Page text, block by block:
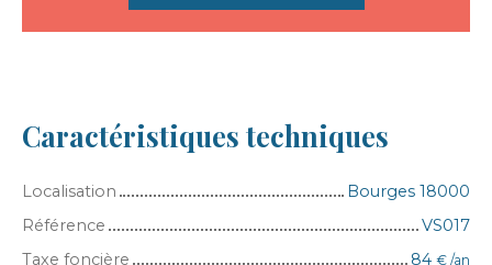
Caractéristiques techniques
Localisation
Bourges 18000
Référence
VS017
Taxe foncière
84 € /an